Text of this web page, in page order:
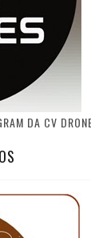
DA CV